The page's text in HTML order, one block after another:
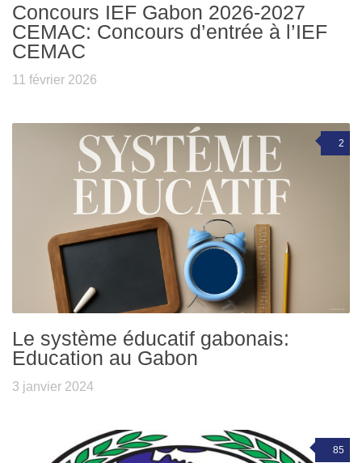
Concours IEF Gabon 2026-2027
CEMAC: Concours d’entrée à l’IEF
CEMAC
11 février 2026
2
Le système éducatif gabonais:
Education au Gabon
3 janvier 2024
85